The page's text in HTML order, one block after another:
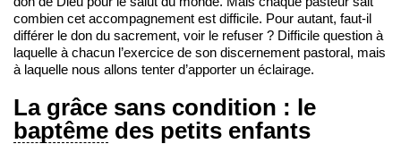
combien cet accompagnement est difficile. Pour autant, faut-il
différer le don du sacrement, voir le refuser ? Difficile question à
laquelle à chacun l’exercice de son discernement pastoral, mais
à laquelle nous allons tenter d’apporter un éclairage.
La grâce sans condition : le
baptême des petits enfants